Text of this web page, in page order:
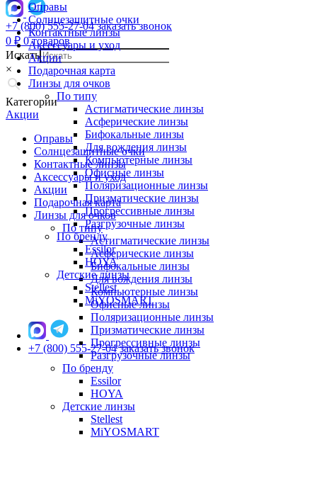
+7 (800) 555-27-04 заказать звонок
0 ₽ 0 товаров
Искать
×
Категории
Акции
Оправы
Солнцезащитные очки
Контактные линзы
Аксессуары и уход
Акции
Подарочная карта
Линзы для очков
По типу
Астигматические линзы
Асферические линзы
Бифокальные линзы
Для вождения линзы
Компьютерные линзы
Офисные линзы
Поляризационные линзы
Призматические линзы
Прогрессивные линзы
Разгрузочные линзы
По бренду
Essilor
HOYA
Детские линзы
Stellest
MiYOSMART
Оправы
Солнцезащитные очки
Контактные линзы
Аксессуары и уход
Акции
Подарочная карта
Линзы для очков
По типу
Астигматические линзы
Асферические линзы
Бифокальные линзы
Для вождения линзы
Компьютерные линзы
Офисные линзы
Поляризационные линзы
Призматические линзы
Прогрессивные линзы
Разгрузочные линзы
По бренду
Essilor
HOYA
Детские линзы
Stellest
MiYOSMART
+7 (800) 555-27-04 заказать звонок